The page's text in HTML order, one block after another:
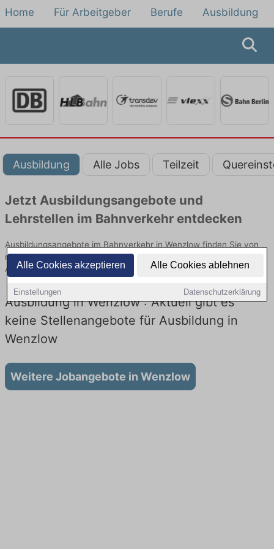
Alle Cookies akzeptieren Alle Cookies ablehnen
Einstellungen Datenschutzerklärung
Home Für Arbeitgeber Berufe Ausbildung
Ausbildung Alle Jobs Teilzeit
Jetzt Ausbildungsangebote und
Lehrstellen im Bahnverkehr entdecken
Ausbildungsangebote im Bahnverkehr in Wenzlow finden Sie von
namhaften Firmen. Entdecken Sie freie Optionen von Top-
Arbeitgebern und bewerben Sie sich noch heute.
Ausbildung in Wenzlow : Aktuell gibt es
keine Stellenangebote für Ausbildung in
Wenzlow
Weitere Jobangebote in Wenzlow